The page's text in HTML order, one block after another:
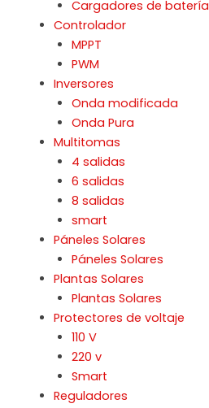
Cargadores de batería
Controlador
MPPT
PWM
Inversores
Onda modificada
Onda Pura
Multitomas
4 salidas
6 salidas
8 salidas
smart
Páneles Solares
Páneles Solares
Plantas Solares
Plantas Solares
Protectores de voltaje
110 V
220 v
Smart
Reguladores